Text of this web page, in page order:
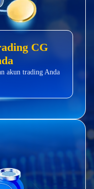
CG
akun trading Anda